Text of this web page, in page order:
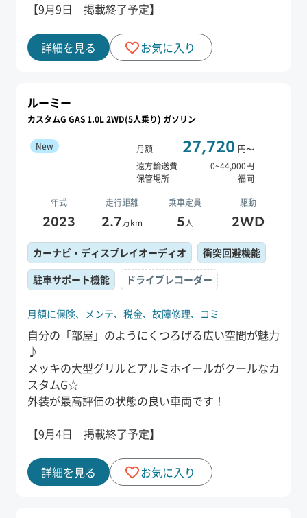
【9月9日 掲載終了予定】
詳細を見る お気に入り
ルーミー
カスタムG GAS 1.0L 2WD(5人乗り) ガソリン
New 月額 27,720 円〜
遠方輸送費
0~44,000円
保管場所
福岡
年式 走行距離 乗車定員 駆動
2023 2.7万km 5人 2WD
月額に保険、 メンテ、 税金、 故障修理、 コミ
自分の「部屋」のようにくつろげる広い空間が魅力
♪
メッキの大型グリルとアルミホイールがクールなカ
スタムG☆
外装が最高評価の状態の良い車両です！
【9月4日 掲載終了予定】
カーナビ・ディスプレイオーディオ
衝突回避機能
駐車サポート機能
ドライブレコーダー
詳細を見る お気に入り